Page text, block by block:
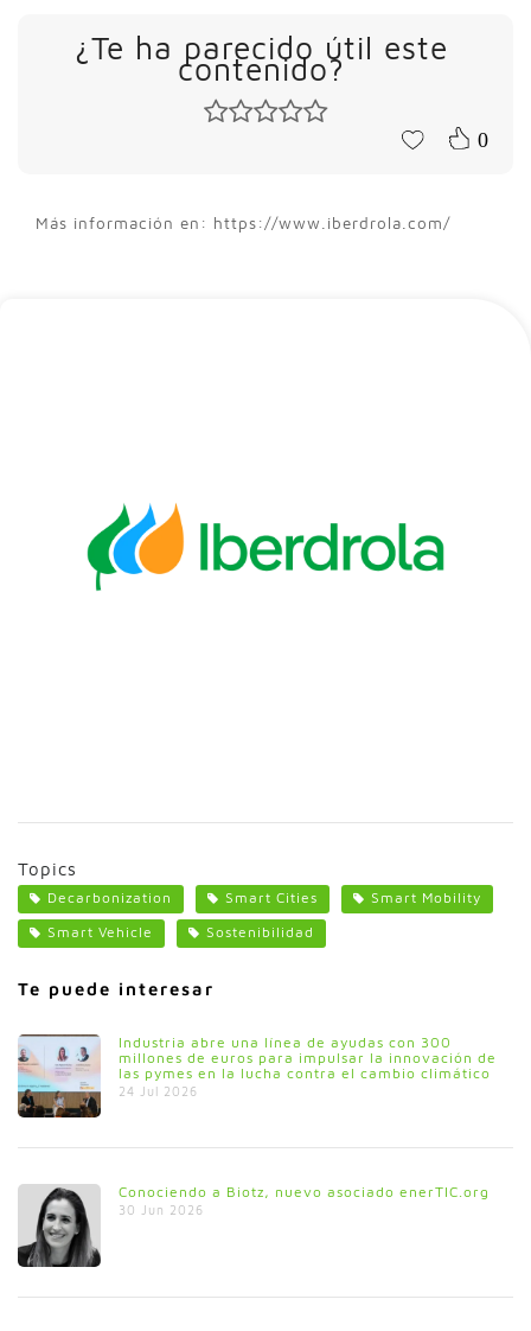
¿Te ha parecido útil este
contenido?
0
Más información en: https://www.iberdrola.com/
Topics
Decarbonization Smart Cities
Smart Mobility
Smart Vehicle
Sostenibilidad
Te puede interesar
Industria abre una línea de ayudas con 300
millones de euros para impulsar la innovación de
las pymes en la lucha contra el cambio climático
24 Jul 2026
Conociendo a Biotz, nuevo asociado enerTIC.org
30 Jun 2026